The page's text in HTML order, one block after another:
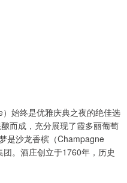
始终是优雅庆典之夜的绝佳选
而成，充分展现了霞多丽葡萄
是沙龙香槟（Champagne
。酒庄创立于1760年，历史